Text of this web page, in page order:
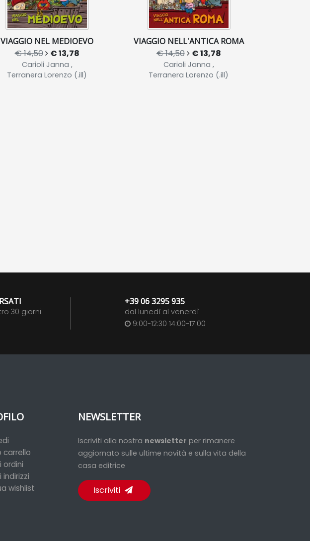
VIAGGIO NEL MEDIOEVO
€ 14,50 € 13,78
Carioli Janna ,
Terranera Lorenzo (.ill)
VIAGGIO NELL'ANTICA ROMA
€ 14,50 € 13,78
Carioli Janna ,
Terranera Lorenzo (.ill)
30 giorni
+39 06 3295 935
dal lunedì al venerdì
9:00-12:30 14:00-17:00
carrello
ordini
indirizzi
wishlist
NEWSLETTER
Iscriviti alla nostra newsletter per rimanere
aggiornato sulle ultime novità e sulla vita della
casa editrice
Iscriviti